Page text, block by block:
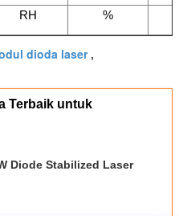
RH %
dioda laser,
Terbaik untuk
Diode Stabilized Laser